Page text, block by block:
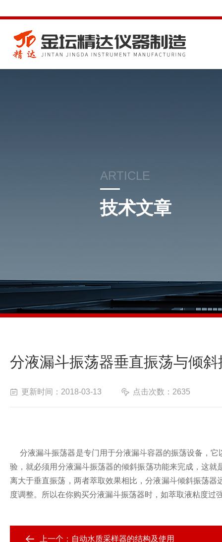
ARTICLE
技术文章
分液漏斗振荡器垂直振荡与倾
更新时间：2018-03-13 点击次数：2635
分液漏斗振荡器是专门用于分液漏斗容器的振荡设备，它
验，就必须用分液漏斗振荡器的倾斜振荡功能来完成，这
离大于垂直振荡，两者萃取效果相比，分液漏斗倾斜振荡
度调整。所以在你购买分液漏斗振荡器时，如萃取液粘度
上一个： 自动水质采样器的结构及使用